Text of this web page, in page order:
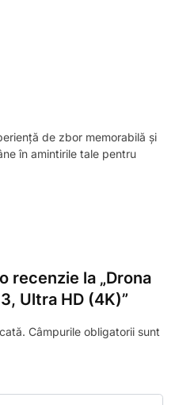
de zbor memorabilă și
în amintirile tale pentru
recenzie la „Drona
Ultra HD (4K)”
Câmpurile obligatorii sunt